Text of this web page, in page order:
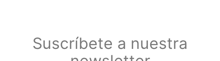
Suscríbete a nuestra